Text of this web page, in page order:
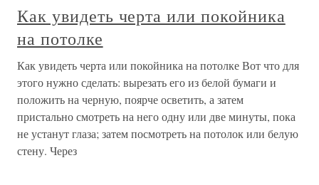
Как увидеть черта или покойника
на потолке
Как увидеть черта или покойника на потолке Вот что для
этого нужно сделать: вырезать его из белой бумаги и
положить на черную, поярче осветить, а затем
пристально смотреть на него одну или две минуты, пока
не устанут глаза; затем посмотреть на потолок или белую
стену. Через